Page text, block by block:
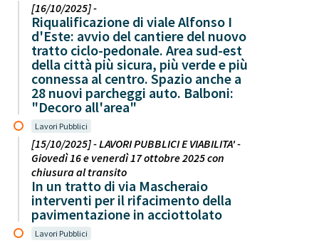
[16/10/2025] -
Riqualificazione di viale Alfonso I
d'Este: avvio del cantiere del nuovo
tratto ciclo-pedonale. Area sud-est
della città più sicura, più verde e più
connessa al centro. Spazio anche a
28 nuovi parcheggi auto. Balboni:
"Decoro all'area"
Lavori Pubblici
[15/10/2025] - LAVORI PUBBLICI E VIABILITA' -
Giovedì 16 e venerdì 17 ottobre 2025 con
chiusura al transito
In un tratto di via Mascheraio
interventi per il rifacimento della
pavimentazione in acciottolato
Lavori Pubblici